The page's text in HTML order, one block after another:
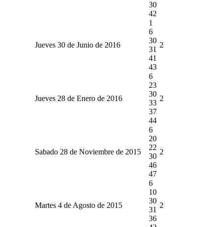
30
42
Jueves 30 de Junio de 2016
1
6
30
31
41
43
2
Jueves 28 de Enero de 2016
6
23
30
33
37
44
2
Sabado 28 de Noviembre de 2015
6
20
22
30
46
47
2
Martes 4 de Agosto de 2015
6
10
30
31
36
2